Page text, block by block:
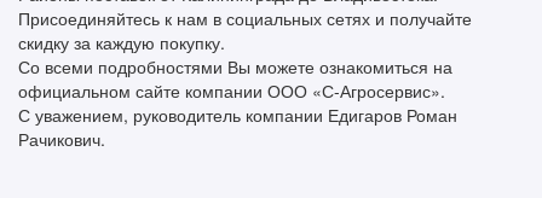
Присоединяйтесь к нам в социальных сетях и получайте
скидку за каждую покупку.
Со всеми подробностями Вы можете ознакомиться на
официальном сайте компании ООО «С-Агросервис».
С уважением, руководитель компании Едигаров Роман
Рачикович.